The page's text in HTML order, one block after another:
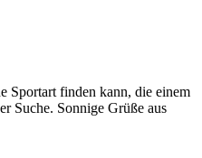
Sportart finden kann, die einem
Suche. Sonnige Grüße aus